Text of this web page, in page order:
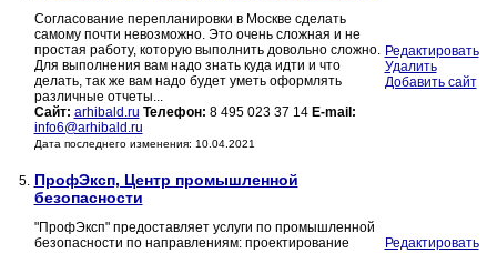
Согласование перепланировки в Москве сделать
самому почти невозможно. Это очень сложная и не
простая работу, которую выполнить довольно сложно.
Для выполнения вам надо знать куда идти и что
делать, так же вам надо будет уметь оформлять
различные отчеты...
Сайт: arhibald.ru Телефон: 8 495 023 37 14 E-mail:
info6@arhibald.ru
Дата последнего изменения: 10.04.2021
Редактировать
Удалить
Добавить сайт
5. ПрофЭксп, Центр промышленной
безопасности
"ПрофЭксп" предоставляет услуги по промышленной
безопасности по направлениям: проектирование
Редактировать